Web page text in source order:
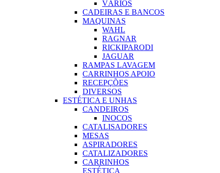
VÁRIOS
CADEIRAS E BANCOS
MAQUINAS
WAHL
RAGNAR
RICKIPARODI
JAGUAR
RAMPAS LAVAGEM
CARRINHOS APOIO
RECEPÇÕES
DIVERSOS
ESTÉTICA E UNHAS
CANDEIROS
INOCOS
CATALISADORES
MESAS
ASPIRADORES
CATALIZADORES
CARRINHOS
ESTÉTICA